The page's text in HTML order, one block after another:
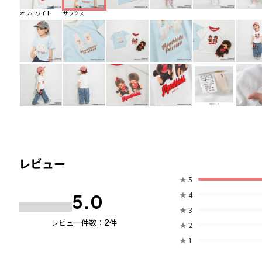
オフホワイト サックス
レビュー
5.0
レビュー件数： 2件
★ 5
★ 4
★ 3
★ 2
★ 1